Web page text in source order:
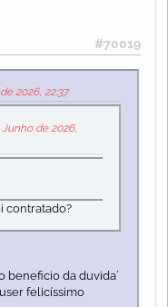
#70019
2026, 22:37
de 2026,
contratado?
beneficio da duvida´
felicíssimo